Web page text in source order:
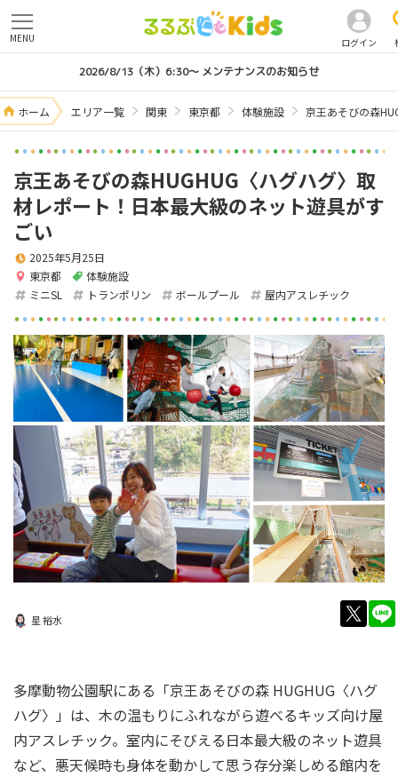
ログイン
MENU
2026/8/13（木）6:30～ メンテナンスのお知らせ
ホーム エリア一覧 関東 東京都 体験施設 京王あそびの森
京王あそびの森HUGHUG〈ハグハグ〉取
材レポート！日本最大級のネット遊具がす
ごい
東京都 体験施設
2025年5月25日
ミニSL トランポリン ボールプール 屋内アスレチック
星 裕水
多摩動物公園駅にある「京王あそびの森 HUGHUG〈ハグ
ハグ〉」は、木の温もりにふれながら遊べるキッズ向け屋
内アスレチック。室内にそびえる日本最大級のネット遊具
など、悪天候時も身体を動かして思う存分楽しめる館内を